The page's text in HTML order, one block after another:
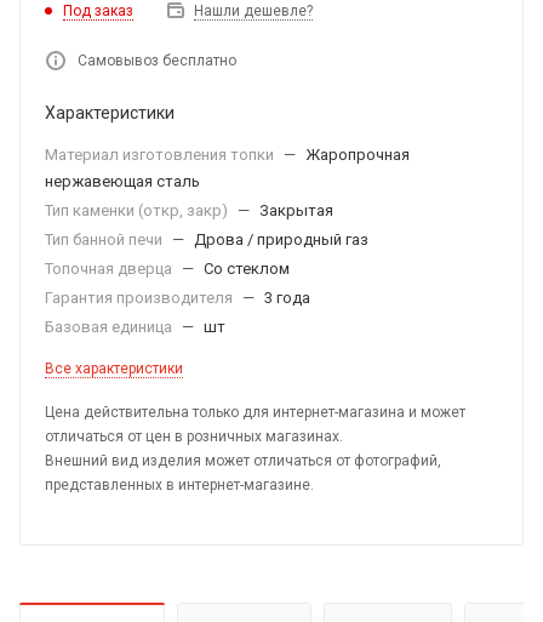
Под заказ Нашли дешевле?
Самовывоз бесплатно
Характеристики
Материал изготовления топки — Жаропрочная
нержавеющая сталь
Тип каменки (откр, закр)
— Закрытая
Тип банной печи
— Дрова / природный газ
Топочная дверца
— Со стеклом
Гарантия производителя
— 3 года
Базовая единица
— шт
Все характеристики
Цена действительна только для интернет-магазина и может
отличаться от цен в розничных магазинах.
Внешний вид изделия может отличаться от фотографий,
представленных в интернет-магазине.